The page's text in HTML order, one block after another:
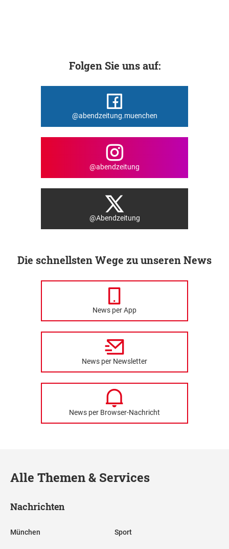
Folgen Sie uns auf:
@abendzeitung.muenchen
@abendzeitung
@Abendzeitung
Die schnellsten Wege zu unseren News
News per App
News per Newsletter
News per Browser-Nachricht
Alle Themen & Services
Nachrichten
München Sport